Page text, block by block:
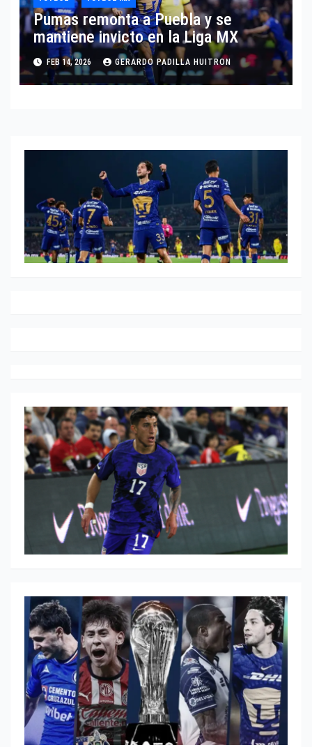
Pumas remonta a Puebla y se
mantiene invicto en la Liga MX
FEB 14, 2026 GERARDO PADILLA HUITRON